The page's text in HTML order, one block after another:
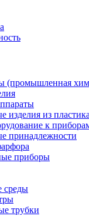
(промышленная
изделия из
к
принадлежности
приборы
среды
трубки